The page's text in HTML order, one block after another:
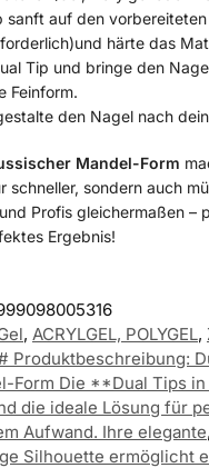
sanft auf den
härte das
Tip und bringe den
Feinform.
den Nagel nach
Mandel-Form
schneller, sondern auch
Profis gleichermaßen –
Ergebnis!
, ACRYLGEL, POLYGEL,
Produktbeschreibung:
Form Die **Dual Tips
die ideale Lösung für
Aufwand. Ihre elegante,
Silhouette ermöglicht